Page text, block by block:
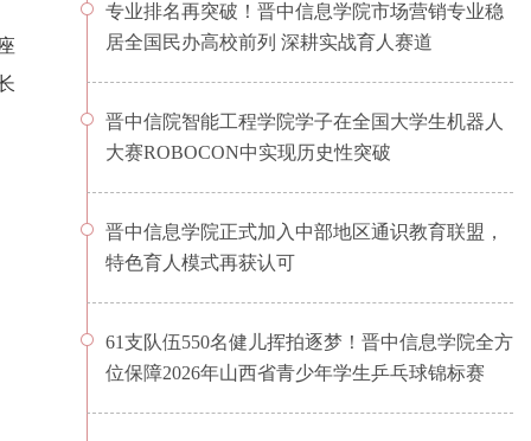
专业排名再突破！晋中信息学院市场营销专业稳
居全国民办高校前列 深耕实战育人赛道
晋中信院智能工程学院学子在全国大学生机器人
大赛ROBOCON中实现历史性突破
晋中信息学院正式加入中部地区通识教育联盟，
特色育人模式再获认可
61支队伍550名健儿挥拍逐梦！晋中信息学院全方
位保障2026年山西省青少年学生乒乓球锦标赛